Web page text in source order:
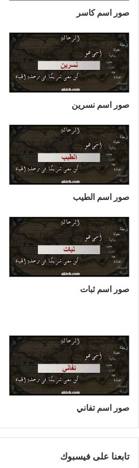
صور اسم كاسر
صور اسم نسرين
صور اسم الطيب
صور اسم ثبات
صور اسم تفاني
تابعنا على فيسبوك